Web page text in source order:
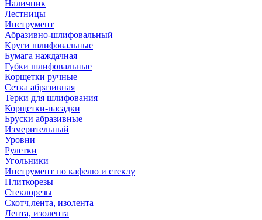
Наличник
Лестницы
Инструмент
Абразивно-шлифовальный
Круги шлифовальные
Бумага наждачная
Губки шлифовальные
Корщетки ручные
Сетка абразивная
Терки для шлифования
Корщетки-насадки
Бруски абразивные
Измерительный
Уровни
Рулетки
Угольники
Инструмент по кафелю и стеклу
Плиткорезы
Стеклорезы
Скотч,лента, изолента
Лента, изолента